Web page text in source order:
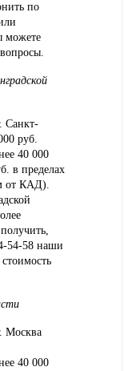
по
можете
Санкт-
руб.
40 000
в пределах
от КАД).
54-58 наши
Москва
40 000